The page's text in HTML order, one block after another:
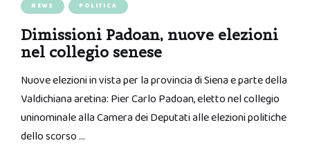
NEWS POLITICA
Dimissioni Padoan, nuove elezioni
nel collegio senese
Nuove elezioni in vista per la provincia di Siena e parte della
Valdichiana aretina: Pier Carlo Padoan, eletto nel collegio
uninominale alla Camera dei Deputati alle elezioni politiche
dello scorso …